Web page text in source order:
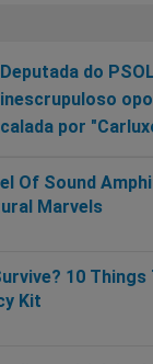
Deputada do
inescrupuloso
calada por